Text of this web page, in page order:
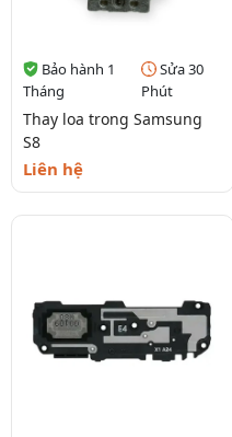
Bảo hành 1
Tháng
Sửa 30
Phút
Thay loa trong Samsung
S8
Liên hệ